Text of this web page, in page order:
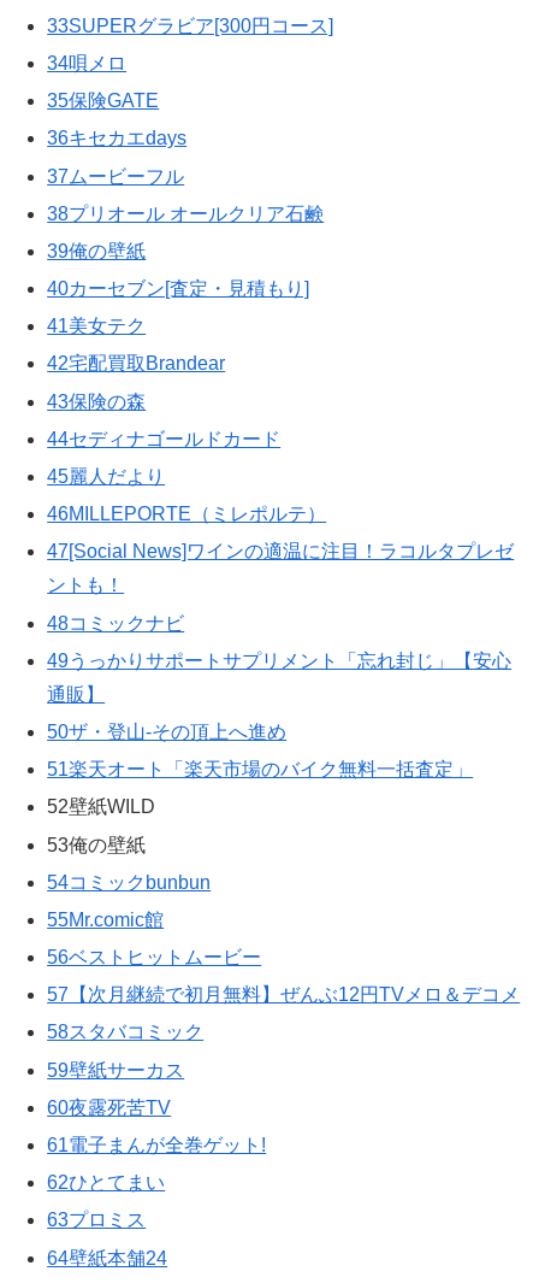
33SUPERグラビア[300円コース]
34唄メロ
35保険GATE
36キセカエdays
37ムービーフル
38プリオール オールクリア石鹸
39俺の壁紙
40カーセブン[査定・見積もり]
41美女テク
42宅配買取Brandear
43保険の森
44セディナゴールドカード
45麗人だより
46MILLEPORTE（ミレポルテ）
47[Social News]ワインの適温に注目！ラコルタプレゼ
ントも！
48コミックナビ
49うっかりサポートサプリメント「忘れ封じ」【安心
通販】
50ザ・登山-その頂上へ進め
51楽天オート「楽天市場のバイク無料一括査定」
52壁紙WILD
53俺の壁紙
54コミックbunbun
55Mr.comic館
56ベストヒットムービー
57【次月継続で初月無料】ぜんぶ12円TVメロ＆デコメ
58スタバコミック
59壁紙サーカス
60夜露死苦TV
61電子まんが全巻ゲット!
62ひとてまい
63プロミス
64壁紙本舗24